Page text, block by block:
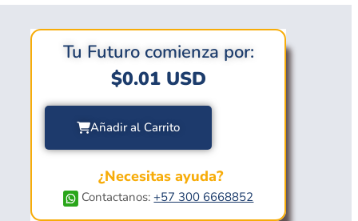
Tu Futuro comienza por:
$0.01USD
Añadir al Carrito
¿Necesitas ayuda?
Contactanos:+57 300 6668852